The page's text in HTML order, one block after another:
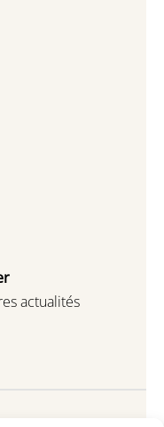
actualités